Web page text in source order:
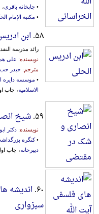
• چاپخانه باقری،
• مکتبة الإمام
۵۸. ابن
رائد مدرسة
نویسنده: علی
مترجم: حیدر حب
• موسسه دایره
الاسلامیه، چاپ
۵۹. شیخ
نویسنده: دکتر
•کنگره
دبیرخانه، چاپ اول،
۶۰. اندیشه
سبزواری